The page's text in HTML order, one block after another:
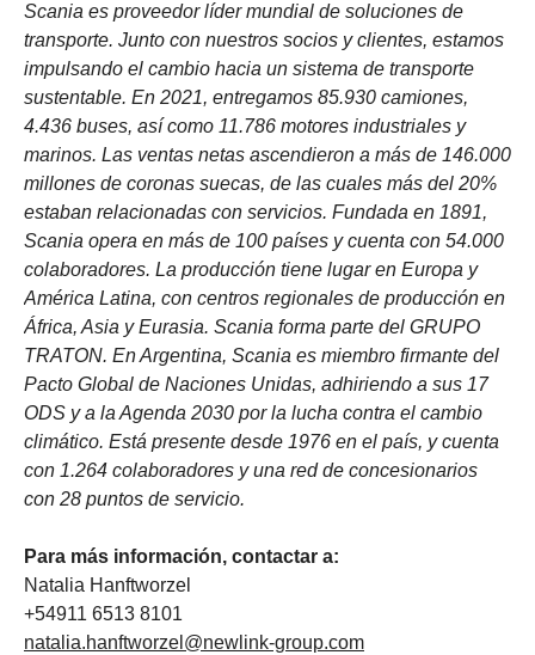
Scania es proveedor líder mundial de soluciones de
transporte. Junto con nuestros socios y clientes, estamos
impulsando el cambio hacia un sistema de transporte
sustentable. En 2021, entregamos 85.930 camiones,
4.436 buses, así como 11.786 motores industriales y
marinos. Las ventas netas ascendieron a más de 146.000
millones de coronas suecas, de las cuales más del 20%
estaban relacionadas con servicios. Fundada en 1891,
Scania opera en más de 100 países y cuenta con 54.000
colaboradores. La producción tiene lugar en Europa y
América Latina, con centros regionales de producción en
África, Asia y Eurasia. Scania forma parte del GRUPO
TRATON. En Argentina, Scania es miembro firmante del
Pacto Global de Naciones Unidas, adhiriendo a sus 17
ODS y a la Agenda 2030 por la lucha contra el cambio
climático. Está presente desde 1976 en el país, y cuenta
con 1.264 colaboradores y una red de concesionarios
con 28 puntos de servicio.
Para más información, contactar a:
Natalia Hanftworzel
+54911 6513 8101
natalia.hanftworzel@newlink-group.com